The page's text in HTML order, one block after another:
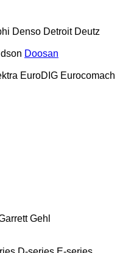
Denso Detroit Deutz
Doosan
EuroDIG Eurocomach
Gehl